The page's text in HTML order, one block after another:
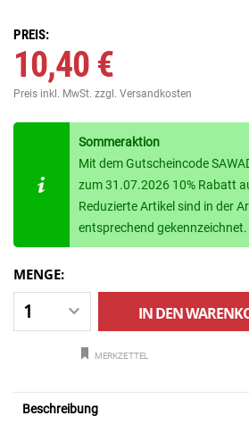
PREIS:
10,40 €
Preis inkl. MwSt. zzgl. Versandkosten
Sommeraktion
Mit dem Gutscheincode
zum 31.07.2026 10% Rabatt
Reduzierte Artikel sind in der
entsprechend gekennzeichnet.
MENGE:
IN DEN
MERKZETTEL
Beschreibung